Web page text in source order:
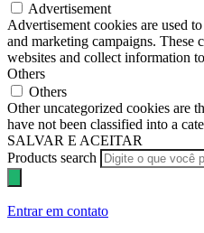
Advertisement
Advertisement cookies are used
and marketing campaigns. These
websites and collect information
Others
Others
Other uncategorized cookies are
have not been classified into a
SALVAR E ACEITAR
Products search
Entrar em contato